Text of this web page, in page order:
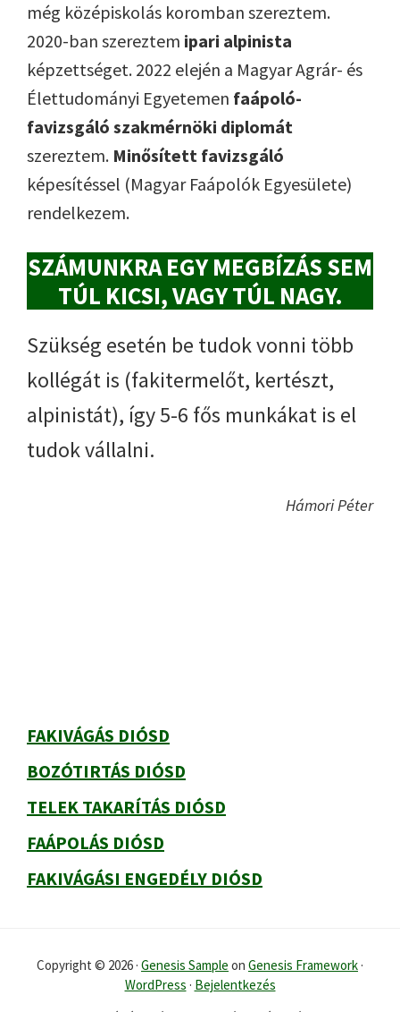
még középiskolás koromban szereztem.
2020-ban szereztem ipari alpinista
képzettséget. 2022 elején a Magyar Agrár- és
Élettudományi Egyetemen faápoló-
favizsgáló szakmérnöki diplomát
szereztem. Minősített favizsgáló
képesítéssel (Magyar Faápolók Egyesülete)
rendelkezem.
SZÁMUNKRA EGY MEGBÍZÁS SEM
TÚL KICSI, VAGY TÚL NAGY.
Szükség esetén be tudok vonni több
kollégát is (fakitermelőt, kertészt,
alpinistát), így 5-6 fős munkákat is el
tudok vállalni.
Hámori Péter
FAKIVÁGÁS DIÓSD
BOZÓTIRTÁS DIÓSD
TELEK TAKARÍTÁS DIÓSD
FAÁPOLÁS DIÓSD
FAKIVÁGÁSI ENGEDÉLY DIÓSD
Copyright © 2026 · Genesis Sample on Genesis Framework ·
WordPress · Bejelentkezés